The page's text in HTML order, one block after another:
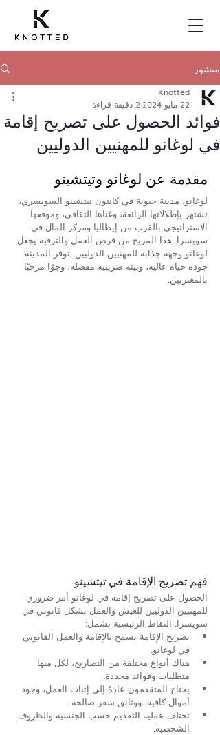
منشور
فوائد الحصول على تصريح إقامة
في لوغانو للمهنيين الدوليين
Knotted
22 مايو 2024
2 دقيقة قراءة
مقدمة عن لوغانو وتيتشينو
لوغانو، مدينة حيوية في كانتون تيتشينو السويسري،
تشتهر بإطلالاتها الرائعة، وغناها الثقافي، وموقعها
الاستراتيجي بالقرب من إيطاليا ومركز المال في
سويسرا. هذا المزيج من فرص العمل والترفيه يجعل
لوغانو وجهة جذابة للمهنيين الدوليين. توفر المدينة
جودة حياة عالية، وبيئة ضريبية مفضلة، وجوًا مرحبًا
بالمغتربين.
فهم تصريح الإقامة في تيتشينو
الحصول على تصريح إقامة في لوغانو أمر ضروري
للمهنيين الدوليين للعيش والعمل بشكل قانوني في
سويسرا. النقاط الرئيسية تشمل:
تصريح الإقامة يسمح بالإقامة والعمل القانوني
في لوغانو.
هناك أنواع مختلفة من التصاريح، لكل منها
متطلبات وفوائد محددة.
يحتاج المتقدمون عادةً إلى إثبات العمل، وجود
أموال كافية، ووثائق سفر صالحة.
تختلف عملية التقديم حسب الجنسية والظروف
الشخصية.